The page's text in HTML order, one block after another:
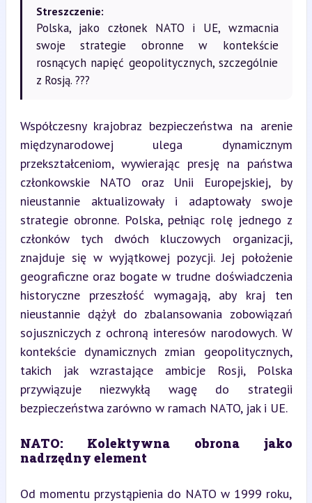
Streszczenie:
Polska, jako członek NATO i UE, wzmacnia
swoje strategie obronne w kontekście
rosnących napięć geopolitycznych, szczególnie
z Rosją. ???
Współczesny krajobraz bezpieczeństwa na arenie
międzynarodowej ulega dynamicznym
przekształceniom, wywierając presję na państwa
członkowskie NATO oraz Unii Europejskiej, by
nieustannie aktualizowały i adaptowały swoje
strategie obronne. Polska, pełniąc rolę jednego z
członków tych dwóch kluczowych organizacji,
znajduje się w wyjątkowej pozycji. Jej położenie
geograficzne oraz bogate w trudne doświadczenia
historyczne przeszłość wymagają, aby kraj ten
nieustannie dążył do zbalansowania zobowiązań
sojuszniczych z ochroną interesów narodowych. W
kontekście dynamicznych zmian geopolitycznych,
takich jak wzrastające ambicje Rosji, Polska
przywiązuje niezwykłą wagę do strategii
bezpieczeństwa zarówno w ramach NATO, jak i UE.
NATO: Kolektywna obrona jako
nadrzędny element
Od momentu przystąpienia do NATO w 1999 roku,